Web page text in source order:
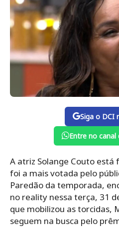
Siga o DCI
Entre no canal
A atriz Solange Couto está
foi a mais votada pelo
Paredão da temporada,
no reality nessa terça, 31
que mobilizou as torcidas,
seguem na busca pelo